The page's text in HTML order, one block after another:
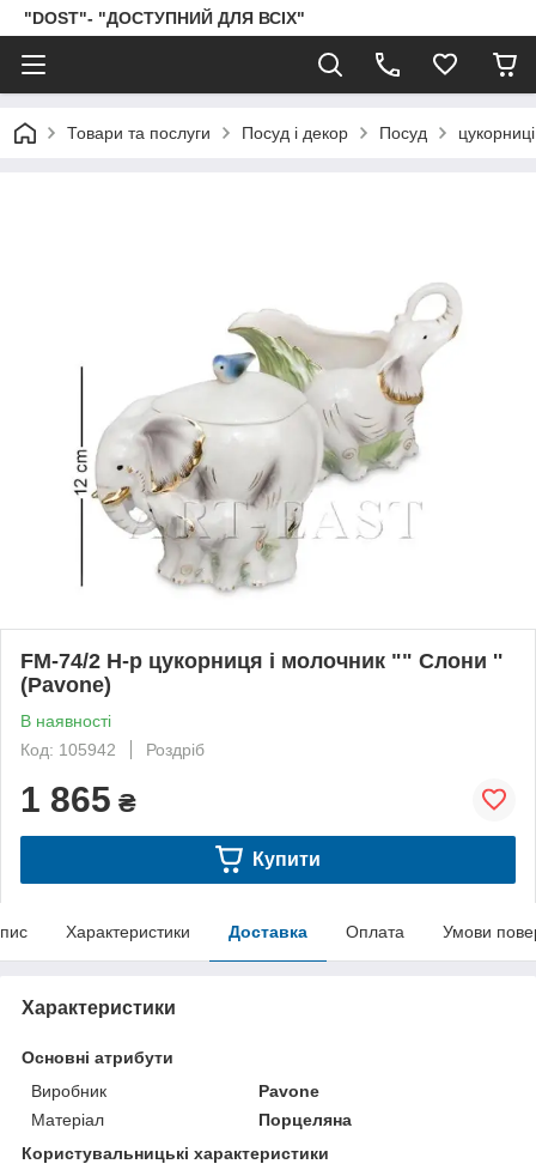
"DOST"- "ДОСТУПНИЙ ДЛЯ ВСІХ"
Товари та послуги Посуд і декор Посуд цукорниці
FM-74/2 Н-р цукорниця і молочник "" Слони ''
(Pavone)
В наявності
Код: 105942
Роздріб
1 865 ₴
Купити
Характеристики Доставка Оплата Умови
Характеристики
Основні атрибути
Виробник
Pavone
Матеріал
Порцеляна
Користувальницькі характеристики